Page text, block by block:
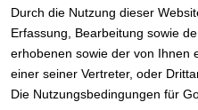
Durch die Nutzung dieser
Erfassung, Bearbeitung sowie
erhobenen sowie der von Ihnen
einer seiner Vertreter, oder
Die Nutzungsbedingungen für